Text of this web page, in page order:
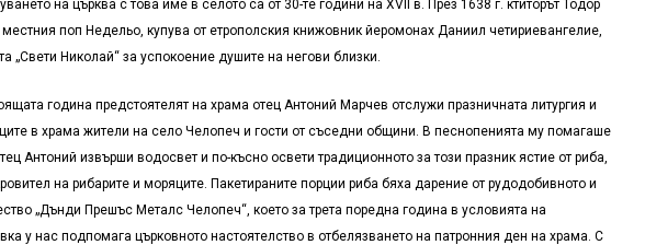
на църква с това име в селото са от 30-те години на XVII в. През 1638 г. ктиторът Тодор
поп Недельо, купува от етрополския книжовник йеромонах Даниил четириевангелие,
„Свети Николай“ за успокоение душите на негови близки.
година предстоятелят на храма отец Антоний Марчев отслужи празничната литургия и
в храма жители на село Челопеч и гости от съседни общини. В песнопенията му помагаше
Антоний извърши водосвет и по-късно освети традиционното за този празник ястие от риба,
на рибарите и моряците. Пакетираните порции риба бяха дарение от рудодобивното и
„Дънди Прешъс Металс Челопеч“, което за трета поредна година в условията на
у нас подпомага църковното настоятелство в отбелязването на патронния ден на храма. С